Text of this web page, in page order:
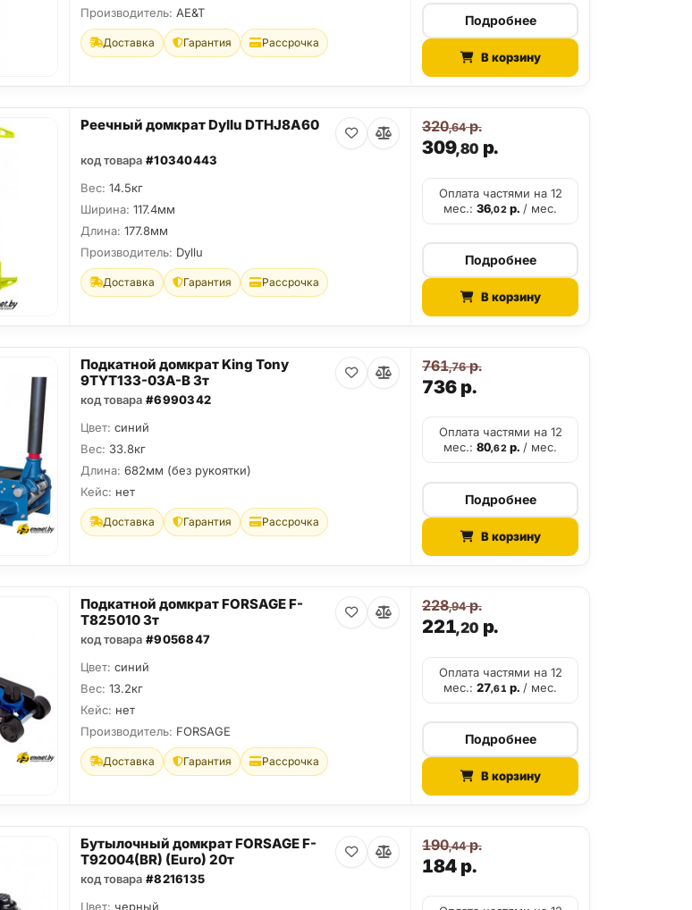
Производитель: AE&T
Доставка Гарантия Рассрочка
Подробнее
В корзину
Реечный домкрат Dyllu DTHJ8A60
код товара #10340443
Вес: 14.5кг
Ширина: 117.4мм
Длина: 177.8мм
Производитель: Dyllu
Доставка Гарантия Рассрочка
309,80р.
320,64р.
Оплата частями на 12
мес.:36,02 р./ мес.
Подробнее
В корзину
Подкатной домкрат King Tony
9TYT133-03A-B 3т
код товара #6990342
Цвет: синий
Вес: 33.8кг
Длина: 682мм (без рукоятки)
Кейс: нет
Доставка Гарантия Рассрочка
736р.
761,76р.
Оплата частями на 12
мес.:80,62р./ мес.
Подробнее
В корзину
Подкатной домкрат FORSAGE F-
T825010 3т
код товара #9056847
Цвет: синий
Вес: 13.2кг
Кейс: нет
Производитель: FORSAGE
Доставка Гарантия Рассрочка
221,20р.
228,94р.
Оплата частями на 12
мес.:27,61 р./ мес.
Подробнее
В корзину
Бутылочный домкрат FORSAGE F-
T92004(BR) (Euro) 20т
код товара #8216135
Цвет: черный
184р.
190,44р.